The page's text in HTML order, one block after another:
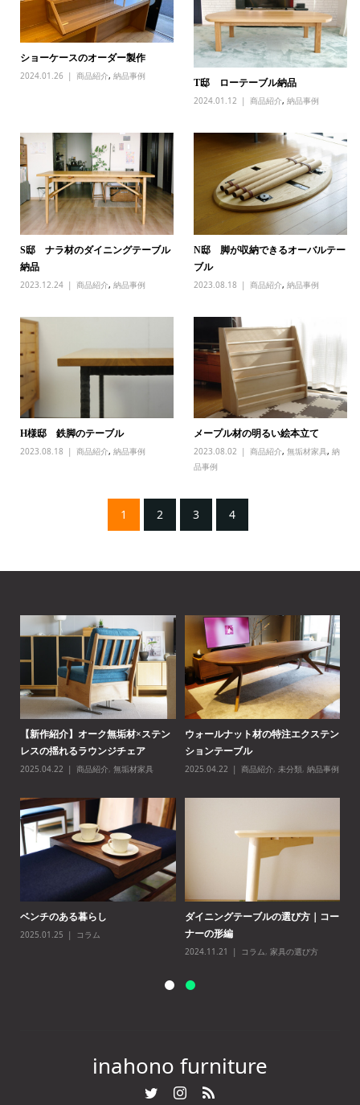
ショーケースのオーダー製作
2024.01.26
商品紹介, 納品事例
T邸 ローテーブル納品
2024.01.12
商品紹介,納品事例
S邸 ナラ材のダイニングテーブル
納品
2023.12.24
商品紹介, 納品事例
N邸 脚が収納できるオーバルテー
ブル
2023.08.18
商品紹介,納品事例
H様邸 鉄脚のテーブル
2023.08.18
商品紹介, 納品事例
メープル材の明るい絵本立て
2023.08.02
商品紹介,無垢材家具,納
品事例
1 2 3 4
【新作紹介】オーク無垢材×ステン
レスの揺れるラウンジチェア
2025.04.22
商品紹介, 無垢材家具
ウォールナット材の特注エクステン
ションテーブル
2025.04.22
商品紹介, 未分類, 納品事例
ベンチのある暮らし
2025.01.25
コラム
ダイニングテーブルの選び方｜コー
ナーの形編
2024.11.21
コラム, 家具の選び方
inahono furniture